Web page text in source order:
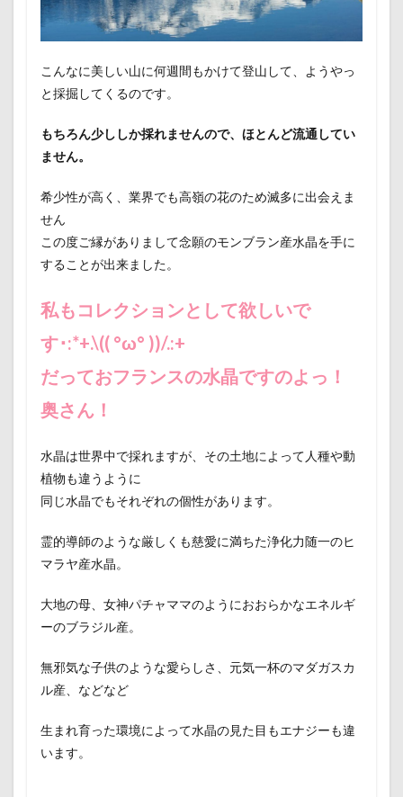
こんなに美しい山に何週間もかけて登山して、ようやっ
と採掘してくるのです。
もちろん少ししか採れませんので、ほとんど流通してい
ません。
希少性が高く、業界でも高嶺の花のため滅多に出会えま
せん
この度ご縁がありまして念願のモンブラン産水晶を手に
することが出来ました。
私もコレクションとして欲しいで
す･:*+.\(( °ω° ))/.:+
だっておフランスの水晶ですのよっ！
奥さん！
水晶は世界中で採れますが、その土地によって人種や動
植物も違うように
同じ水晶でもそれぞれの個性があります。
霊的導師のような厳しくも慈愛に満ちた浄化力随一のヒ
マラヤ産水晶。
大地の母、女神パチャママのようにおおらかなエネルギ
ーのブラジル産。
無邪気な子供のような愛らしさ、元気一杯のマダガスカ
ル産、などなど
生まれ育った環境によって水晶の見た目もエナジーも違
います。